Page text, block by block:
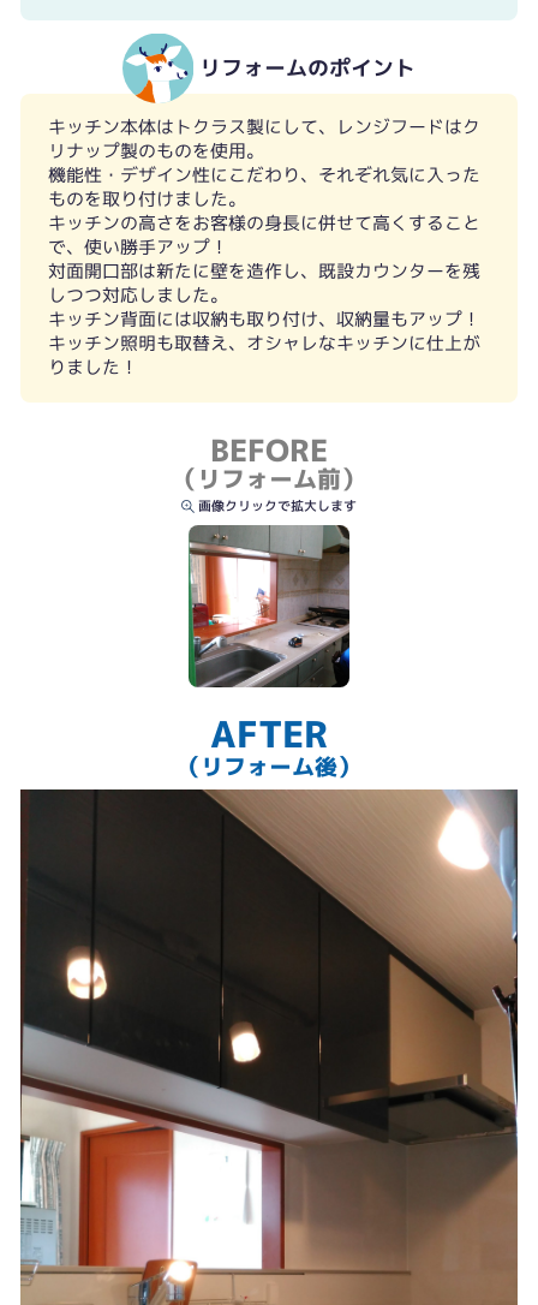
リフォームのポイント
キッチン本体はトクラス製にして、レンジフードはク
リナップ製のものを使用。
機能性・デザイン性にこだわり、それぞれ気に入った
ものを取り付けました。
キッチンの高さをお客様の身長に併せて高くすること
で、使い勝手アップ！
対面開口部は新たに壁を造作し、既設カウンターを残
しつつ対応しました。
キッチン背面には収納も取り付け、収納量もアップ！
キッチン照明も取替え、オシャレなキッチンに仕上が
りました！
BEFORE
（リフォーム前）
画像クリックで拡大します
AFTER
（リフォーム後）